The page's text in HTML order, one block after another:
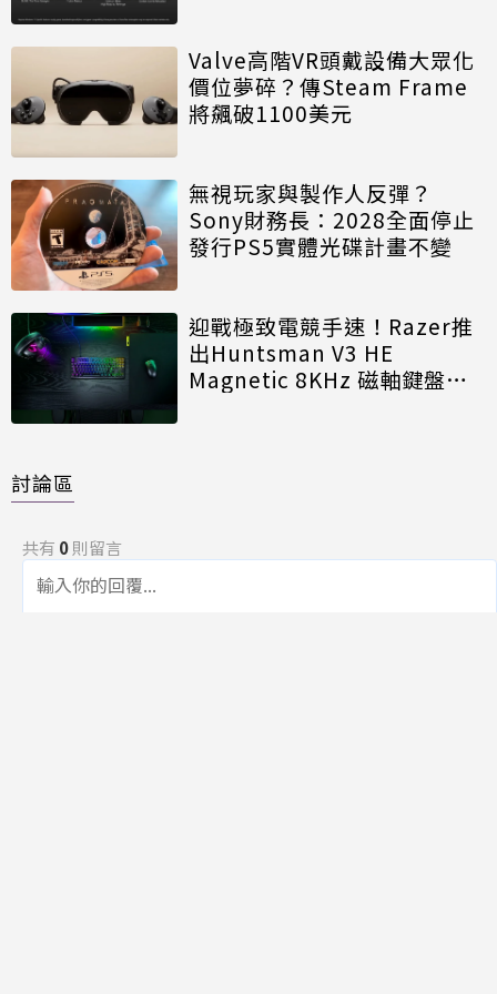
Valve高階VR頭戴設備大眾化
價位夢碎？傳Steam Frame
將飆破1100美元
無視玩家與製作人反彈？
Sony財務長：2028全面停止
發行PS5實體光碟計畫不變
迎戰極致電競手速！Razer推
出Huntsman V3 HE
Magnetic 8KHz 磁軸鍵盤效
討論區
共有 0則留言